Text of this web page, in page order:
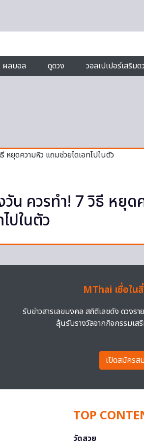
ผลบอล ดูดวง วอลเปเปอร์เสริมด
น ควรทำ! 7 วิธี หยุด
ปในตัว
MThai เชื่อใน
รับข่าวสารเลขมงคล สถิติเลขดัง ดวงร
ลุ้นรับรางวัลจากกิจกรรมเส
เปิดสมัครส
TOP
วัดสวย